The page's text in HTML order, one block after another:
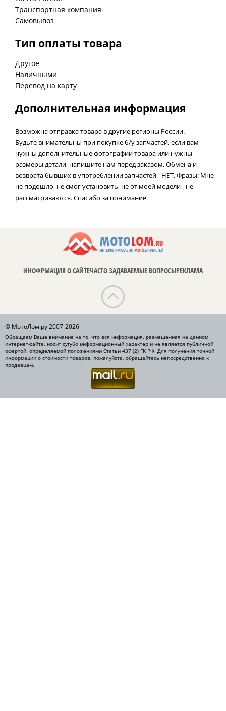
Транспортная компания
Самовывоз
Тип оплаты товара
Другое
Наличными
Перевод на карту
Дополнительная информация
Возможна отправка товара в другие регионы России.
Будьте внимательны при покупке б/у запчастей, если вам
нужны дополнительные фотографии товара или нужны
размеры детали, напишите нам перед заказом. Обмена и
возврата бывших в употреблении запчастей - НЕТ. Фразы: Мне
не подошло, не смог установить, не от моей модели - не
рассматриваются. Спасибо за понимание.
ИНОФРМАЦИЯ О САЙТЕЧАСТО ЗАДАВАЕМЫЕ ВОПРОСЫРЕКЛАМА
© МотоЛом.ру 2007-2026
Обращаем Ваше внимание на то, что вся информация, размещенная на данном
интернет-сайте, носит сугубо информационный характер и не является публичной
офертой, определяемой положениями Статьи 437 (2) ГК РФ. Для получения точной
информации о стоимости товаров, пожалуйста, обращайтесь непосредственно к
продавцам.